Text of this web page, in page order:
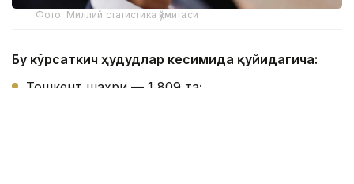
Фото: Миллий статистика қўмитаси
Бу кўрсаткич ҳудудлар кесимида қуйидагича:
Тошкент шаҳри — 1 809 та;